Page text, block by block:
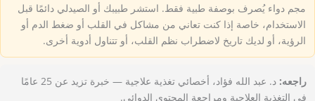
مجم دواء يُصرف بوصفة طبية فقط. استشر طبيبك أو الصيدلي دائمًا قبل
الاستخدام، خاصة إذا كنت تعاني من مشاكل في القلب أو ضغط الدم أو
الرؤية، أو لديك تاريخ لاضطراب نظم القلب، أو تتناول أدوية أخرى.
راجعه:
د. عبد الله فؤاد، أخصائي تغذية علاجية — خبرة تزيد عن 25 عامًا
في التغذية العلاجية ومراجعة المحتوى الدوائي.